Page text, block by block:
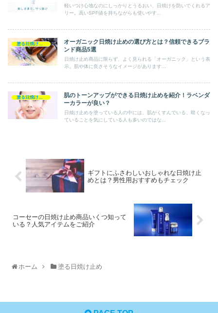
軽いつけ心地なのにしっかりとうるおい、日焼けを防いでくれるア
リー。高いSPF値を持ちながらも使いやす...
塗る日焼け止め
オーガニック日焼け止めの選び方とは？信頼できるブラ
ンド商品5選
日焼け止め商品に限らず、よく見られる「オーガニック」という表
示。肌や体に良さそうなイメージがあります...
塗る日焼け止め
肌のトーンアップができる日焼け止めを紹介！ラベンダ
ーカラーが良い？
日焼け止めを塗っている人の中には、肌がくすんでいる、暗くなっ
ていることを気にしている人も多いのではな...
ギフトにふさわしいおしゃれな日焼け止
めとは？男性用おすすめもチェック
コーセーの日焼け止め商品いくつ知って
いる？人気アイテムをご紹介
ホーム 塗る日焼け止め